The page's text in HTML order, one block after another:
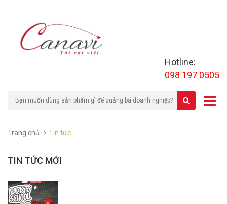
Hotline:
098 197 0505
Trang chủ Tin tức
TIN TỨC MỚI